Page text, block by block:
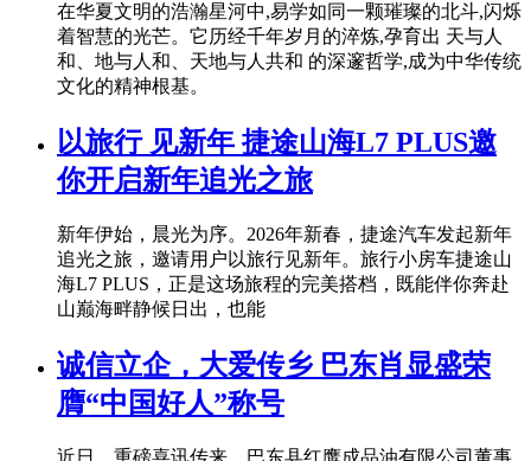
在华夏文明的浩瀚星河中,易学如同一颗璀璨的北斗,闪烁
着智慧的光芒。它历经千年岁月的淬炼,孕育出 天与人
和、地与人和、天地与人共和 的深邃哲学,成为中华传统
文化的精神根基。
以旅行 见新年 捷途山海L7 PLUS邀
你开启新年追光之旅
新年伊始，晨光为序。2026年新春，捷途汽车发起新年
追光之旅，邀请用户以旅行见新年。旅行小房车捷途山
海L7 PLUS，正是这场旅程的完美搭档，既能伴你奔赴
山巅海畔静候日出，也能
诚信立企，大爱传乡 巴东肖显盛荣
膺“中国好人”称号
近日，重磅喜讯传来，巴东县红鹰成品油有限公司董事